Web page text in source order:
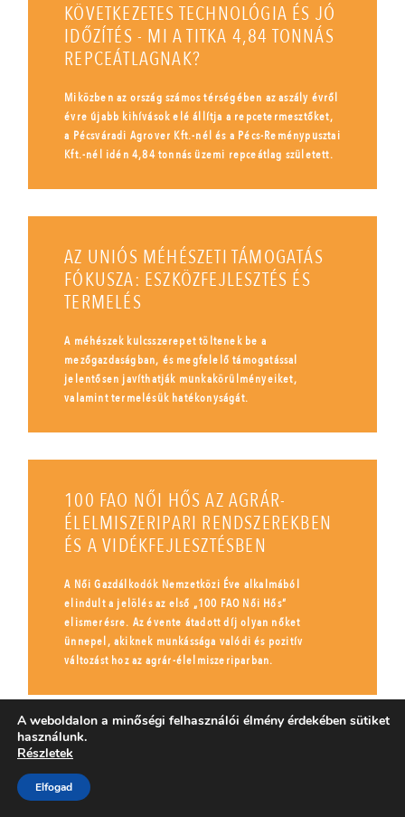
KÖVETKEZETES TECHNOLÓGIA ÉS JÓ
IDŐZÍTÉS - MI A TITKA 4,84 TONNÁS
REPCEÁTLAGNAK?
Miközben az ország számos térségében az aszály évről
évre újabb kihívások elé állítja a repcetermesztőket,
a Pécsváradi Agrover Kft.-nél és a Pécs-Reménypusztai
Kft.-nél idén 4,84 tonnás üzemi repceátlag született.
AZ UNIÓS MÉHÉSZETI TÁMOGATÁS
FÓKUSZA: ESZKÖZFEJLESZTÉS ÉS
TERMELÉS
A méhészek kulcsszerepet töltenek be a
mezőgazdaságban, és megfelelő támogatással
jelentősen javíthatják munkakörülményeiket,
valamint termelésük hatékonyságát.
100 FAO NŐI HŐS AZ AGRÁR-
ÉLELMISZERIPARI RENDSZEREKBEN
ÉS A VIDÉKFEJLESZTÉSBEN
A Női Gazdálkodók Nemzetközi Éve alkalmából
elindult a jelölés az első „100 FAO Női Hős”
elismerésre. Az évente átadott díj olyan nőket
ünnepel, akiknek munkássága valódi és pozitív
változást hoz az agrár-élelmiszeriparban.
CÍMKÉK
A weboldalon a minőségi felhasználói élmény érdekében sütiket
használunk.
Részletek
Elfogad